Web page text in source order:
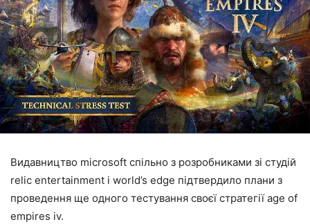
Видавництво microsoft спільно з розробниками зі студій
relic entertainment і world’s edge підтвердило плани з
проведення ще одного тестування своєї стратегії age of
empires iv.